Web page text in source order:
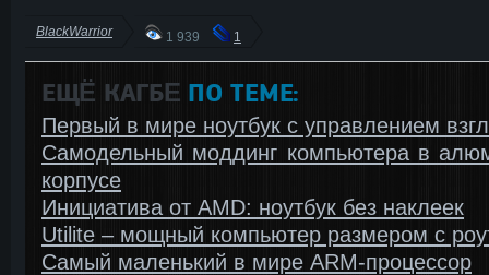
BlackWarrior 1 939 1
ЕЩЁ КАГБΕ ПО ТЕМЕ:
Первый в мире ноутбук с управлением
Самодельный моддинг компьютера в
корпусе
Инициатива от AMD: ноутбук без наклеек
Utilite – мощный компьютер размером с
Самый маленький в мире ARM-процессор